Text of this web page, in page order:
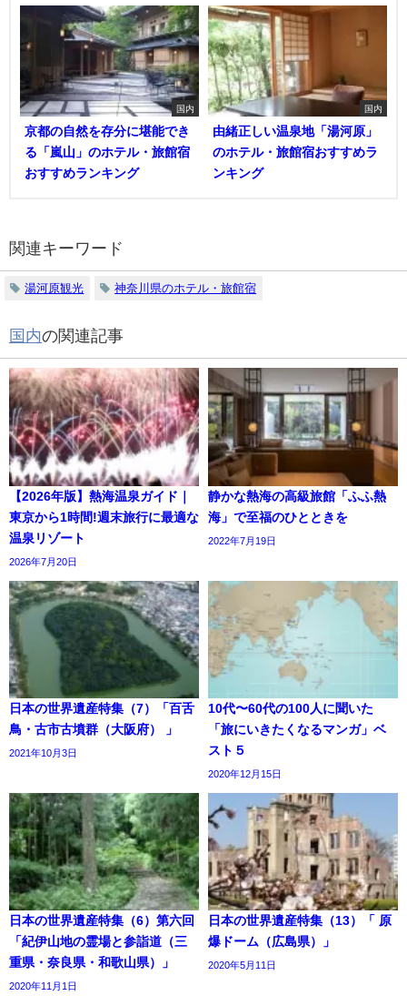
国内
京都の自然を存分に堪能でき
る「嵐山」のホテル・旅館宿
おすすめランキング
国内
由緒正しい温泉地「湯河原」
のホテル・旅館宿おすすめラ
ンキング
関連キーワード
湯河原観光 神奈川県のホテル・旅館宿
国内の関連記事
【2026年版】熱海温泉ガイド｜
東京から1時間!週末旅行に最適な
温泉リゾート
2026年7月20日
静かな熱海の高級旅館「ふふ熱
海」で至福のひとときを
2022年7月19日
日本の世界遺産特集（7）「百舌
鳥・古市古墳群（大阪府） 」
2021年10月3日
10代〜60代の100人に聞いた
「旅にいきたくなるマンガ」ベ
スト５
2020年12月15日
日本の世界遺産特集（6）第六回
「紀伊山地の霊場と参詣道（三
重県・奈良県・和歌山県）」
2020年11月1日
日本の世界遺産特集（13）「 原
爆ドーム（広島県）」
2020年5月11日